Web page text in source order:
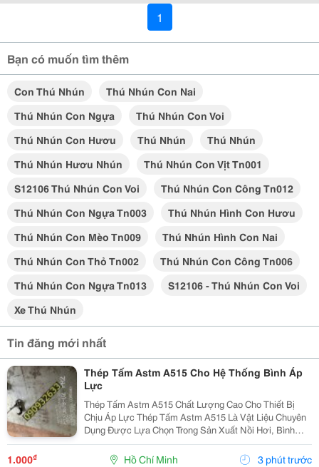
1
Bạn có muốn tìm thêm
Con Thú Nhún
Thú Nhún Con Nai
Thú Nhún Con Ngựa
Thú Nhún Con Voi
Thú Nhún Con Hươu
Thú Nhún
Thú Nhún
Thú Nhún Hươu Nhún
Thú Nhún Con Vịt Tn001
S12106 Thú Nhún Con Voi
Thú Nhún Con Công Tn012
Thú Nhún Con Ngựa Tn003
Thú Nhún Hình Con Hươu
Thú Nhún Con Mèo Tn009
Thú Nhún Hình Con Nai
Thú Nhún Con Thỏ Tn002
Thú Nhún Con Công Tn006
Thú Nhún Con Ngựa Tn013
S12106 - Thú Nhún Con Voi
Xe Thú Nhún
Tin đăng mới nhất
Thép Tấm Astm A515 Cho Hệ Thống Bình Áp
Lực
Thép Tấm Astm A515 Chất Lượng Cao Cho Thiết Bị
Chịu Áp Lực Thép Tấm Astm A515 Là Vật Liệu Chuyên
Dụng Được Lựa Chọn Trong Sản Xuất Nồi Hơi, Bình
Chịu Áp, Bồn Chứa Công Nghiệp Và Các Thiết Bị Làm
Việc Ở Nhiệt Độ Cao. Với Khả Năng Chịu Áp Lực Tốt,
1.000₫ Hồ Chí Minh 3 phút trước